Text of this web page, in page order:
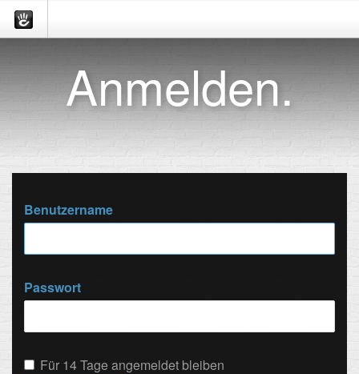
Anmelden.
Benutzername
Passwort
Für 14 Tage angemeldet bleiben